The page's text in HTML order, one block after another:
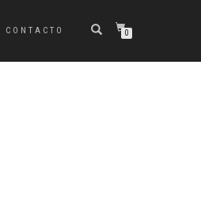
CONTACTO 0